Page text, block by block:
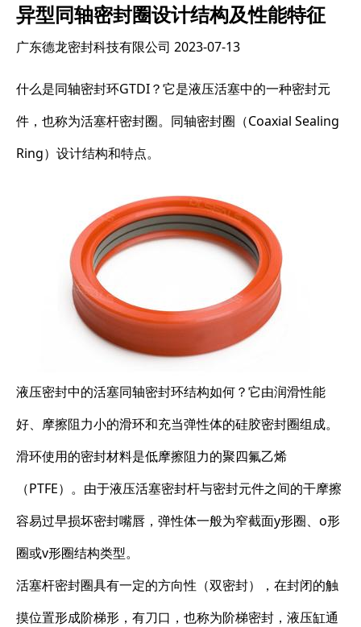
异型同轴密封圈设计结构及性能特征
广东德龙密封科技有限公司 2023-07-13
什么是同轴密封环GTDI？它是液压活塞中的一种密封元
件，也称为活塞杆密封圈。同轴密封圈（Coaxial Sealing
Ring）设计结构和特点。
液压密封中的活塞同轴密封环结构如何？它由润滑性能
好、摩擦阻力小的滑环和充当弹性体的硅胶密封圈组成。
滑环使用的密封材料是低摩擦阻力的聚四氟乙烯
（PTFE）。由于液压活塞密封杆与密封元件之间的干摩擦
容易过早损坏密封嘴唇，弹性体一般为窄截面y形圈、o形
圈或v形圈结构类型。
活塞杆密封圈具有一定的方向性（双密封），在封闭的触
摸位置形成阶梯形，有刀口，也称为阶梯密封，液压缸通